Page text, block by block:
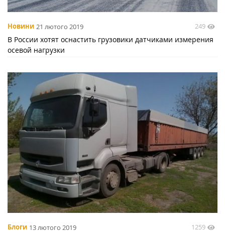
Новини 21 лютого 2019 249
В России хотят оснастить грузовики датчиками измерения
осевой нагрузки
Блоги 13 лютого 2019 1259